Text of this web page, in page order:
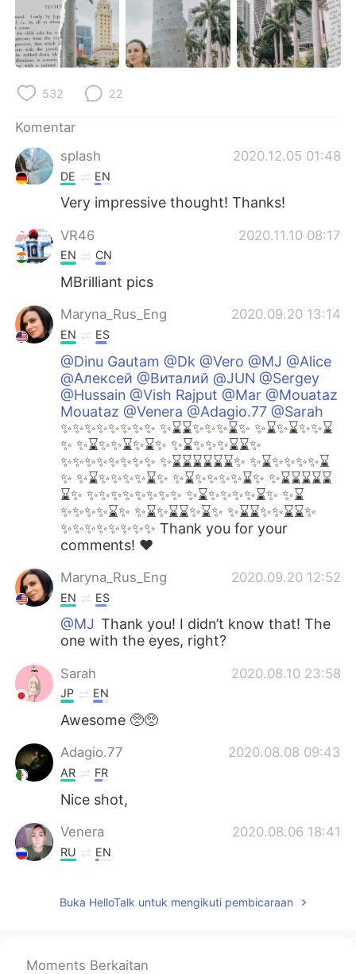
532 22
Komentar
splash
2020.12.05 01:48
DE EN
Very impressive thought! Thanks!
VR46 2020.11.10 08:17
EN CN
MBrilliant pics
Maryna_Rus_Eng 2020.09.20 13:14
EN ES
@Dinu Gautam @Dk @Vero @MJ @Alice
@Алексей @Виталий @JUN @Sergey
@Hussain @Vish Rajput @Mar @Mouataz
Mouataz @Venera @Adagio.77 @Sarah
✨✨✨✨✨✨✨✨ ✨⌛️⌛️✨✨✨⌛️✨ ✨⌛️✨⌛️✨✨⌛️
✨ ✨⌛️✨✨⌛️✨⌛️✨ ✨⌛️✨✨✨⌛️⌛️✨
✨✨✨✨✨✨✨✨ ✨⌛️⌛️⌛️⌛️⌛️⌛️✨ ✨⌛️✨✨✨✨⌛️
✨ ✨⌛️✨✨✨✨⌛️✨ ✨⌛️✨✨✨✨⌛️✨ ✨⌛️⌛️⌛️⌛️⌛️
⌛️✨ ✨✨✨✨✨✨✨✨ ✨⌛️✨✨✨✨⌛️✨ ✨⌛️
✨✨✨✨⌛️✨ ✨⌛️✨⌛️⌛️✨⌛️✨ ✨⌛️⌛️✨✨⌛️⌛️✨
✨✨✨✨✨✨✨✨ Thank you for your
comments! ❤️
Maryna_Rus_Eng 2020.09.20 12:52
EN ES
@MJ Thank you! I didn’t know that! The
one with the eyes, right?
Sarah 2020.08.10 23:58
JP EN
Awesome 🥺🥺
Adagio.77 2020.08.08 09:43
AR FR
Nice shot,
Venera 2020.08.06 18:41
RU EN
😁
Buka HelloTalk untuk mengikuti pembicaraan
Moments Berkaitan